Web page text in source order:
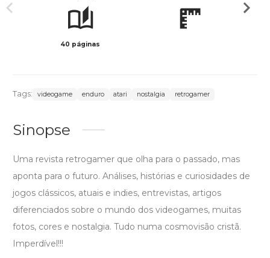
40 páginas
Tags: videogame enduro atari nostalgia retrogamer
Sinopse
Uma revista retrogamer que olha para o passado, mas
aponta para o futuro. Análises, histórias e curiosidades de
jogos clássicos, atuais e indies, entrevistas, artigos
diferenciados sobre o mundo dos videogames, muitas
fotos, cores e nostalgia. Tudo numa cosmovisão cristã.
Imperdível!!!